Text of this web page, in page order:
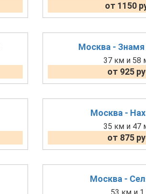
от 1150
Москва -
37 км и 58
от 925
Москва -
35 км и 47
от 875
Москва -